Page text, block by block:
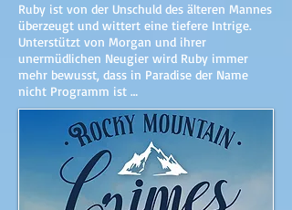
Ruby ist von der Unschuld des älteren Mannes
überzeugt und wittert eine tiefere Intrige.
Unterstützt von Morgan und ihrer
unermüdlichen Neugier wird Ruby immer
mehr bewusst, dass in Paradise der Name
nicht Programm ist …